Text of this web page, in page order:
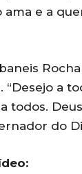
e a
“Desejo a
todos.
do